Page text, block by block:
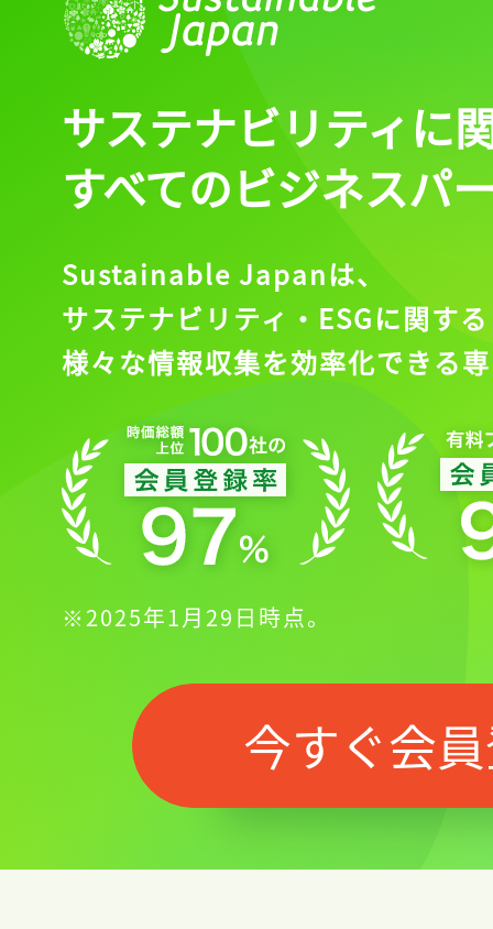
サステナビリティに
すべてのビジネスパ
Sustainable Japanは、
サステナビリティ・ESGに関する
様々な情報収集を効率化できる
※2025年1月29日時点。
今すぐ会